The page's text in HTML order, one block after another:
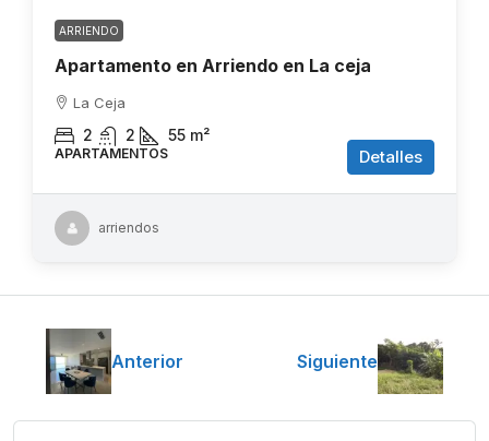
ARRIENDO
Apartamento en Arriendo en La ceja
La Ceja
2 2 55 m²
APARTAMENTOS Detalles
arriendos
Anterior Siguiente